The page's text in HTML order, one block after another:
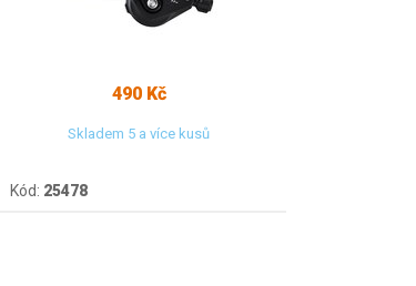
490 Kč
Skladem 5 a více kusů
Kód: 25478